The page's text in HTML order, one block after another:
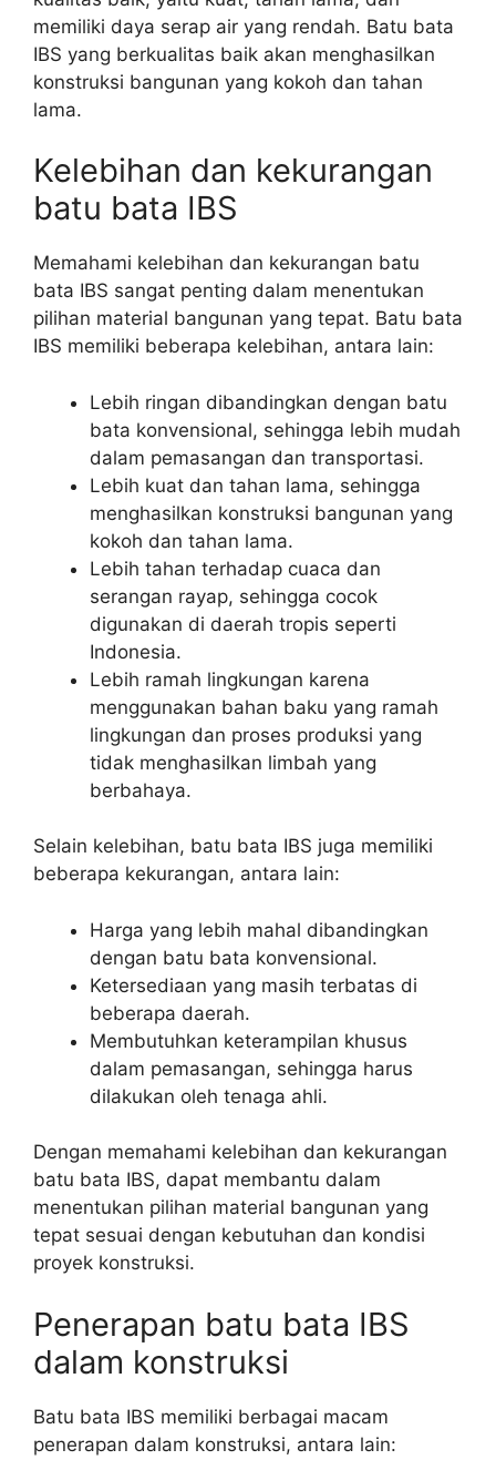
memiliki daya serap air yang rendah. Batu bata
IBS yang berkualitas baik akan menghasilkan
konstruksi bangunan yang kokoh dan tahan
lama.
Kelebihan dan kekurangan
batu bata IBS
Memahami kelebihan dan kekurangan batu
bata IBS sangat penting dalam menentukan
pilihan material bangunan yang tepat. Batu bata
IBS memiliki beberapa kelebihan, antara lain:
Lebih ringan dibandingkan dengan batu
bata konvensional, sehingga lebih mudah
dalam pemasangan dan transportasi.
Lebih kuat dan tahan lama, sehingga
menghasilkan konstruksi bangunan yang
kokoh dan tahan lama.
Lebih tahan terhadap cuaca dan
serangan rayap, sehingga cocok
digunakan di daerah tropis seperti
Indonesia.
Lebih ramah lingkungan karena
menggunakan bahan baku yang ramah
lingkungan dan proses produksi yang
tidak menghasilkan limbah yang
berbahaya.
Selain kelebihan, batu bata IBS juga memiliki
beberapa kekurangan, antara lain:
Harga yang lebih mahal dibandingkan
dengan batu bata konvensional.
Ketersediaan yang masih terbatas di
beberapa daerah.
Membutuhkan keterampilan khusus
dalam pemasangan, sehingga harus
dilakukan oleh tenaga ahli.
Dengan memahami kelebihan dan kekurangan
batu bata IBS, dapat membantu dalam
menentukan pilihan material bangunan yang
tepat sesuai dengan kebutuhan dan kondisi
proyek konstruksi.
Penerapan batu bata IBS
dalam konstruksi
Batu bata IBS memiliki berbagai macam
penerapan dalam konstruksi, antara lain: